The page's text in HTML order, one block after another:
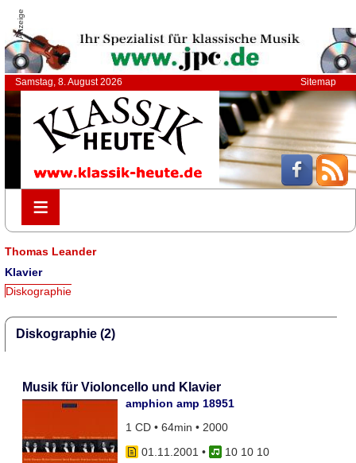
Anzeige
Samstag, 8. August 2026 Sitemap
≡
≡
Thomas Leander
Klavier
Diskographie
Diskographie (2)
Musik für Violoncello und Klavier
amphion amp 18951
1 CD • 64min • 2000
01.11.2001 •
10 10 10